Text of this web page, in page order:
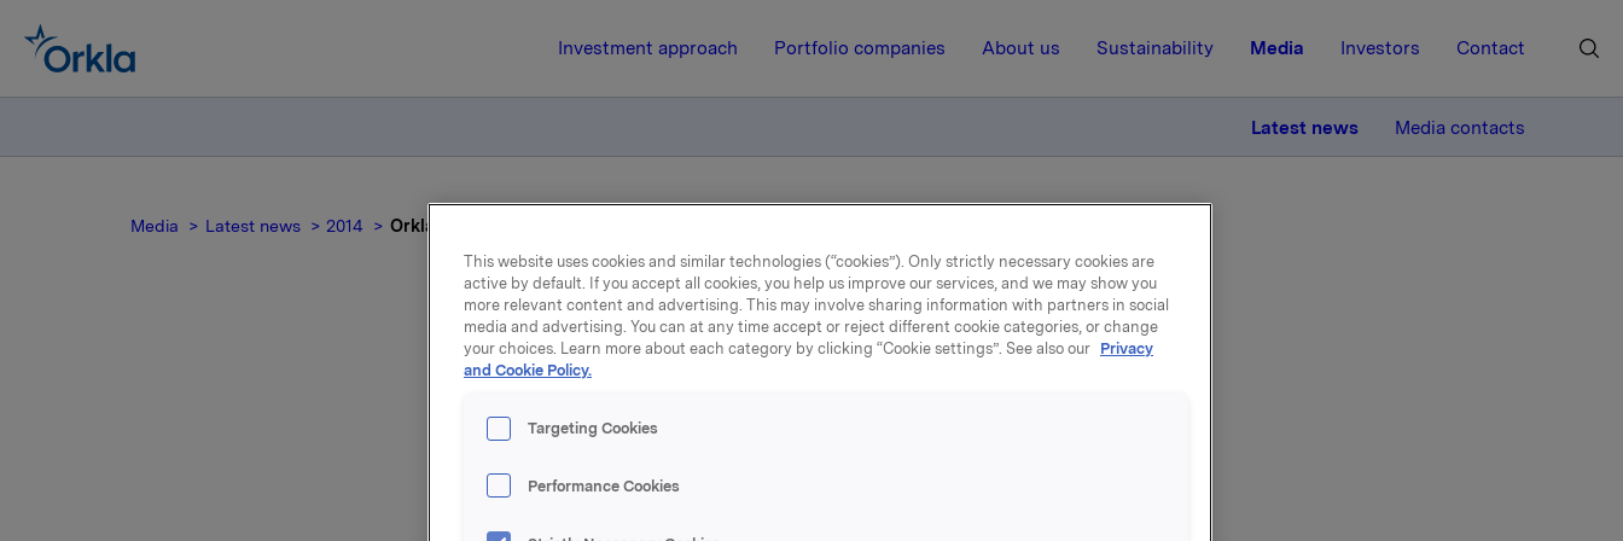
Investment approach Portfolio companies About us Sustainability Media Investors Contact
Latest news Media contacts
Media Latest news 2014 Orkla ASA : Orkla iverksetter tilbakekjøpsprogram for egne aksjer
3 November 2014, 12:17 | Regulatory information
Orkla ASA : Orkla iverksetter
tilbakekjøpsprogram for egne
This website uses cookies and similar technologies (“cookies”). Only strictly necessary cookies are
active by default. If you accept all cookies, you help us improve our services, and we may show you
more relevant content and advertising. This may involve sharing information with partners in social
media and advertising. You can at any time accept or reject different cookie categories, or change
your choices. Learn more about each category by clicking “Cookie settings”. See also our Privacy
and Cookie Policy.
Targeting Cookies
Performance Cookies